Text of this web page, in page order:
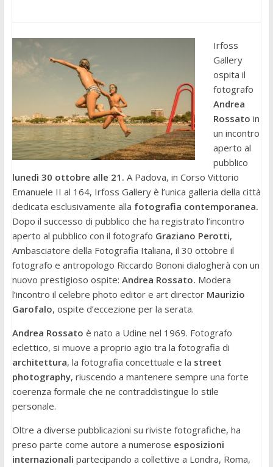
Irfoss
Gallery
ospita il
fotografo
Andrea
Rossato in
un incontro
aperto al
pubblico
lunedì 30 ottobre alle 21. A Padova, in Corso Vittorio
Emanuele II al 164, Irfoss Gallery è l’unica galleria della città
dedicata esclusivamente alla fotografia contemporanea.
Dopo il successo di pubblico che ha registrato l’incontro
aperto al pubblico con il fotografo Graziano Perotti,
Ambasciatore della Fotografia Italiana, il 30 ottobre il
fotografo e antropologo Riccardo Bononi dialogherà con un
nuovo prestigioso ospite: Andrea Rossato. Modera
l’incontro il celebre photo editor e art director Maurizio
Garofalo, ospite d’eccezione per la serata.
Andrea Rossato è nato a Udine nel 1969. Fotografo
eclettico, si muove a proprio agio tra la fotografia di
architettura, la fotografia concettuale e la street
photography, riuscendo a mantenere sempre una forte
coerenza formale che ne contraddistingue lo stile
personale.
Oltre a diverse pubblicazioni su riviste fotografiche, ha
preso parte come autore a numerose esposizioni
internazionali partecipando a collettive a Londra, Roma,